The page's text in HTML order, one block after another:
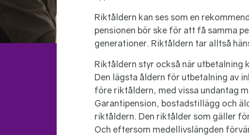
Riktåldern kan ses som en
pensionen bör ske för att få samma
generationer. Riktåldern tar alltså
Riktåldern styr också när utbetalning
Den lägsta åldern för utbetalning av
före riktåldern, med vissa undantag
Garantipension, bostadstillägg och
riktåldern. Den riktålder som gäller
Och eftersom medellivslängden